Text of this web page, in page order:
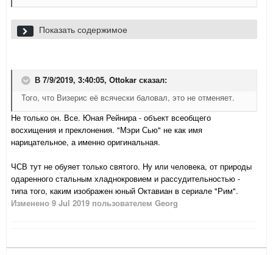
Учитывая то пальцесосание из ничего, которым коллега Оттокар
занимался в споре на данный предмет со мной (убийство
Показать содержимое
В 7/9/2019, 3:40:05, Ottokar сказал:
Того, что Визерис её всячески баловал, это не отменяет.
Не только он. Все. Юная Рейнира - объект всеобщего
восхищения и преклонения. "Мэри Сью" не как имя
нарицательное, а именно оригинальная.
ЧСВ тут не обуяет только святого. Ну или человека, от природы
одаренного стальным хладнокровием и рассудительностью -
типа того, каким изображен юный Октавиан в сериале "Рим".
Изменено 9 Jul 2019 пользователем Georg